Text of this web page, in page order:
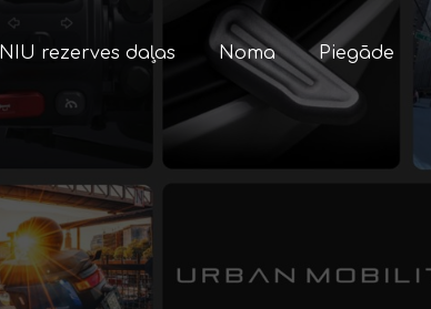
NIU rezerves daļas Noma Piegāde